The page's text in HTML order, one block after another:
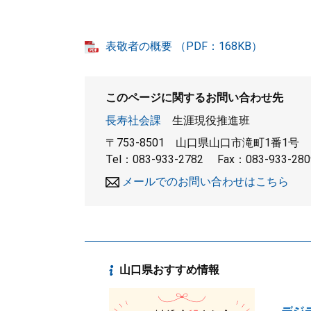
表敬者の概要 （PDF：168KB）
このページに関するお問い合わせ先
長寿社会課
生涯現役推進班
〒753-8501
山口県山口市滝町1番1号
Tel：083-933-2782
Fax：083-933-
メールでのお問い合わせはこちら
山口県おすすめ情報